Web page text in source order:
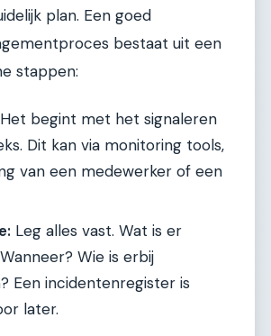
plan. Een goed
bestaat uit een
stappen:
Het begint met het signaleren
Dit kan via monitoring tools,
van een medewerker of een
Leg alles vast. Wat is er
Wie is erbij
Een incidentenregister is
later.